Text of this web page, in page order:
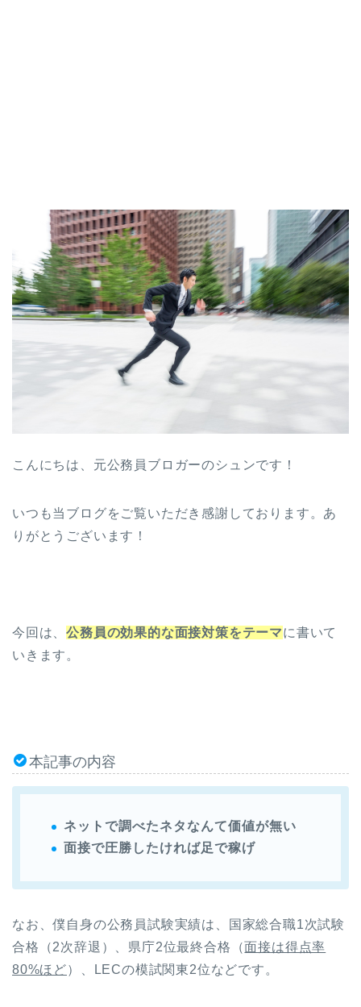
こんにちは、元公務員ブロガーのシュンです！
いつも当ブログをご覧いただき感謝しております。あ
りがとうございます！
今回は、公務員の効果的な面接対策をテーマに書いて
いきます。
本記事の内容
ネットで調べたネタなんて価値が無い
面接で圧勝したければ足で稼げ
なお、僕自身の公務員試験実績は、国家総合職1次試験
合格（2次辞退）、県庁2位最終合格（面接は得点率
80%ほど）、LECの模試関東2位などです。